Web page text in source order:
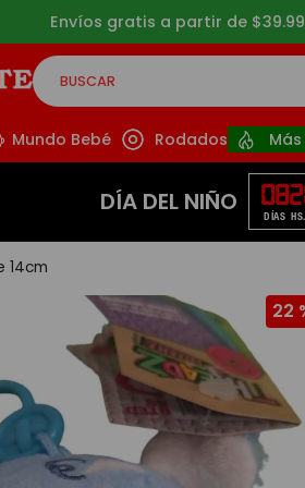
Envíos gratis a partir de
BUSCAR
Mundo Bebé Rodados
DÍA DEL NIÑO 08
DÍAS HS.
14cm
22